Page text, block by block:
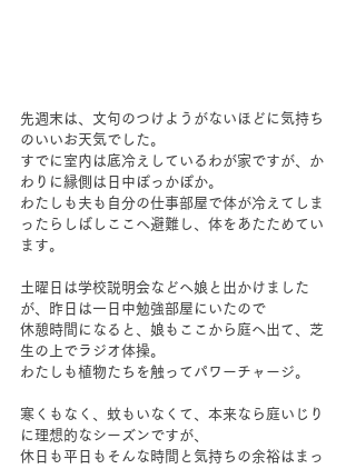
先週末は、文句のつけようがないほどに気持ち
のいいお天気でした。
すでに室内は底冷えしているわが家ですが、か
わりに縁側は日中ぽっかぽか。
わたしも夫も自分の仕事部屋で体が冷えてしま
ったらしばしここへ避難し、体をあたためてい
ます。
土曜日は学校説明会などへ娘と出かけました
が、昨日は一日中勉強部屋にいたので
休憩時間になると、娘もここから庭へ出て、芝
生の上でラジオ体操。
わたしも植物たちを触ってパワーチャージ。
寒くもなく、蚊もいなくて、本来なら庭いじり
に理想的なシーズンですが、
休日も平日もそんな時間と気持ちの余裕はまっ